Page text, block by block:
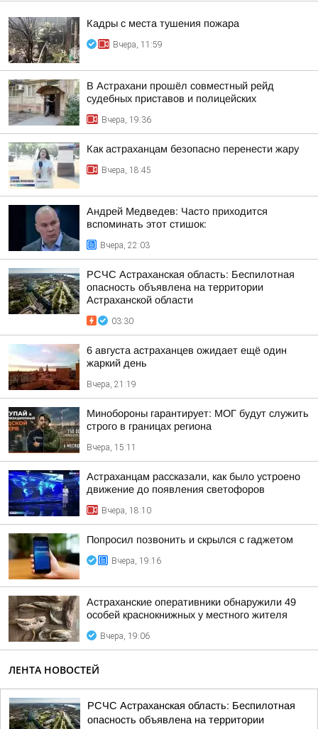
Кадры с места тушения пожара
Вчера, 11:59
В Астрахани прошёл совместный рейд
судебных приставов и полицейских
Вчера, 19:36
Как астраханцам безопасно перенести жару
Вчера, 18:45
Андрей Медведев: Часто приходится
вспоминать этот стишок:
Вчера, 22:03
РСЧС Астраханская область: Беспилотная
опасность объявлена на территории
Астраханской области
03:30
6 августа астраханцев ожидает ещё один
жаркий день
Вчера, 21:19
Минобороны гарантирует: МОГ будут служить
строго в границах региона
Вчера, 15:11
Астраханцам рассказали, как было устроено
движение до появления светофоров
Вчера, 18:10
Попросил позвонить и скрылся с гаджетом
Вчера, 19:16
Астраханские оперативники обнаружили 49
особей краснокнижных у местного жителя
Вчера, 19:06
ЛЕНТА НОВОСТЕЙ
РСЧС Астраханская область: Беспилотная
опасность объявлена на территории